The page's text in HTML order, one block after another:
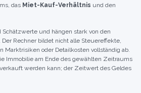
das Miet-Kauf-Verhältnis und den
Schätzwerte und hängen stark von den
Rechner bildet nicht alle Steuereffekte,
Marktrisiken oder Detailkosten vollständig ab.
Immobilie am Ende des gewählten Zeitraums
werden kann; der Zeitwert des Geldes